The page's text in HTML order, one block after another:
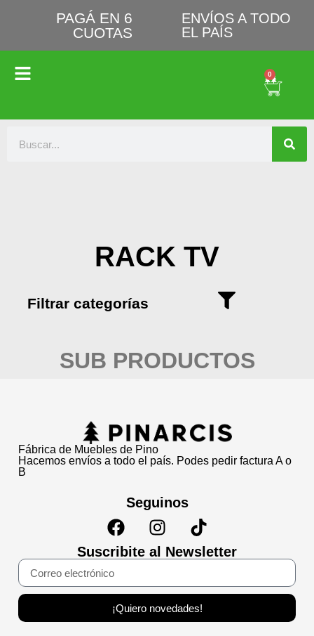
PAGÁ EN 6
CUOTAS
ENVÍOS A TODO
EL PAÍS
0
RACK TV
Filtrar categorías
SUB PRODUCTOS
Fábrica de Muebles de Pino
Hacemos envíos a todo el país. Podes pedir factura A o
B
Seguinos
Suscribite al Newsletter
¡Quiero novedades!